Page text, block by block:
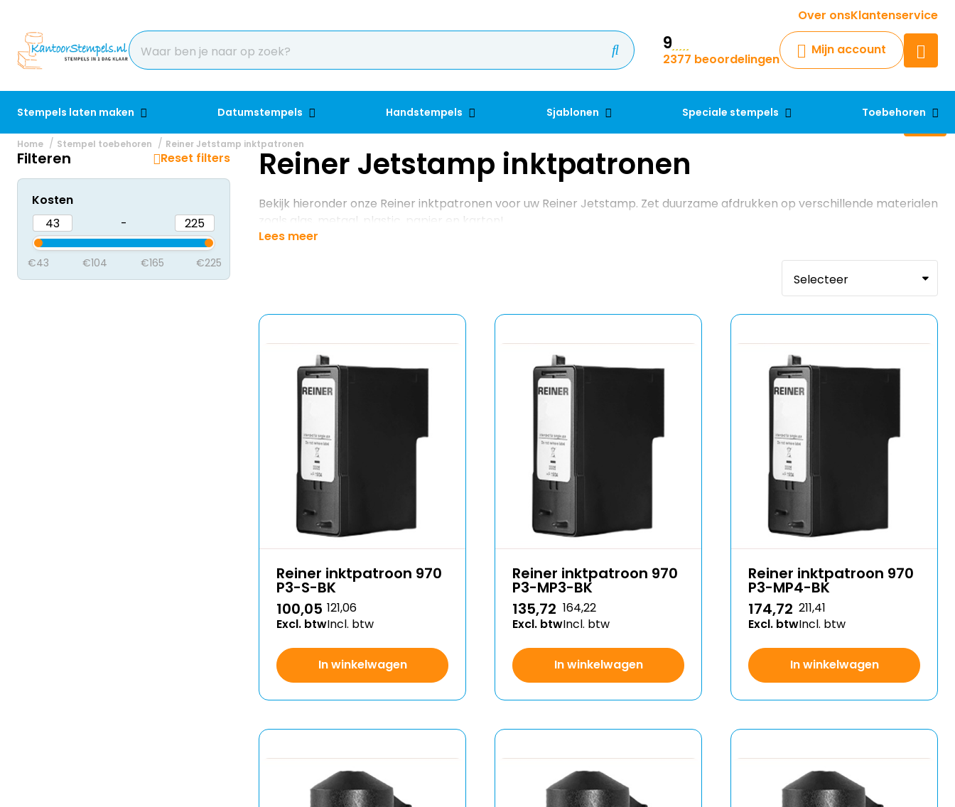
Over onsKlantenservice
9
2377 beoordelingen
Mijn account
Stempels laten maken Datumstempels Handstempels Sjablonen Speciale stempels Toebehoren
Krijg een antwoord op uw vraag
Chatbot
Chat 24/7 met onze chatbot
Contact
Home Stempel toebehoren Reiner Jetstamp inktpatronen
Reiner Jetstamp inktpatronen
Bekijk hieronder onze Reiner inktpatronen voor uw Reiner Jetstamp. Zet duurzame afdrukken op verschillende materialen
zoals glas, metaal, plastic, papier en karton!
Lees meer
Reiner inktpatroon 970
P3-S-BK
100,05
Excl. btw
121,06
Incl. btw
In winkelwagen
Reiner inktpatroon 970
P3-MP3-BK
135,72
Excl. btw
164,22
Incl. btw
In winkelwagen
Reiner inktpatroon 970
P3-MP4-BK
174,72
Excl. btw
211,41
Incl. btw
In winkelwagen
Filteren Reset filters
Kosten
-
€43 €104 €165 €225